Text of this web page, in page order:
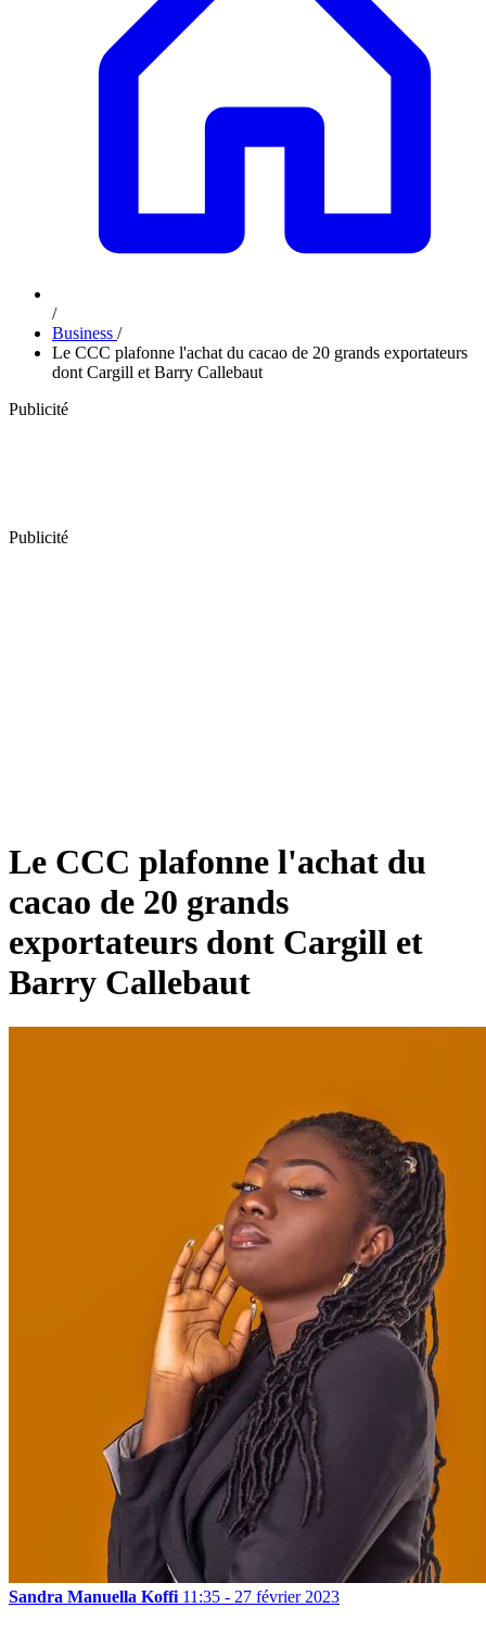
/
Business /
Le CCC plafonne l'achat du cacao de 20 grands exportateurs
dont Cargill et Barry Callebaut
Publicité
Publicité
Le CCC plafonne l'achat du
cacao de 20 grands
exportateurs dont Cargill et
Barry Callebaut
Sandra Manuella Koffi 11:35 - 27 février 2023